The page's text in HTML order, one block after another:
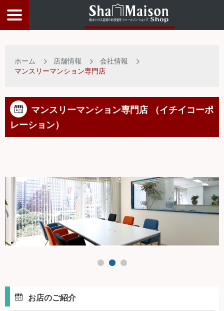
店舗情報
入居者サポート
トップページ
ホーム 店舗情報
会社情報
マンスリーマンション専門店
マンスリーマンション専門店 （イチイコーポ
レーション）
お店のご紹介